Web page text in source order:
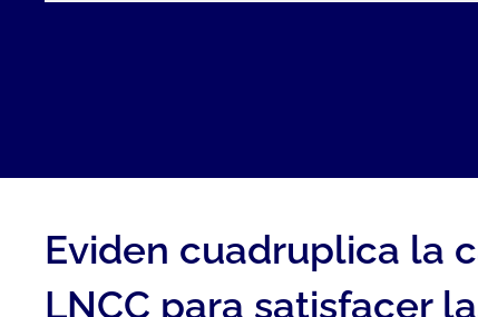
Eviden cuadruplica la
LNCC para satisfacer